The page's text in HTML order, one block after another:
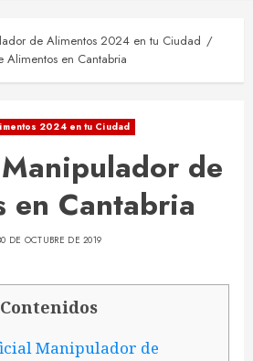
de Alimentos 2024 en tu Ciudad
en Cantabria
2024 en tu Ciudad
de
en Cantabria
DE OCTUBRE DE 2019
Contenidos
Manipulador de